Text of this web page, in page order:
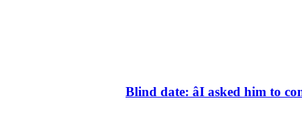
Blind date: âI asked him to